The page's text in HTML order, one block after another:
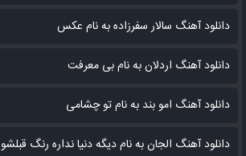
دانلود آهنگ سالار سفرزاده به نام عکس
دانلود آهنگ اردلان به نام بی معرفت
دانلود آهنگ امو بند به نام تو چشامی
دانلود آهنگ الجان به نام دیگه دنیا نداره رنگ قبلشو